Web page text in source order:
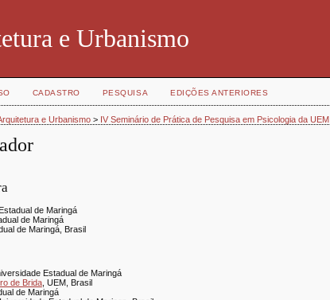
e Urbanismo
CADASTRO PESQUISA EDIÇÕES ANTERIORES
e Urbanismo> IV Seminário de Prática de Pesquisa em Psicologia da UEM
de Maringá
de Maringá
de Maringá, Brasil
Estadual de Maringá
de Brida, UEM, Brasil
de Maringá